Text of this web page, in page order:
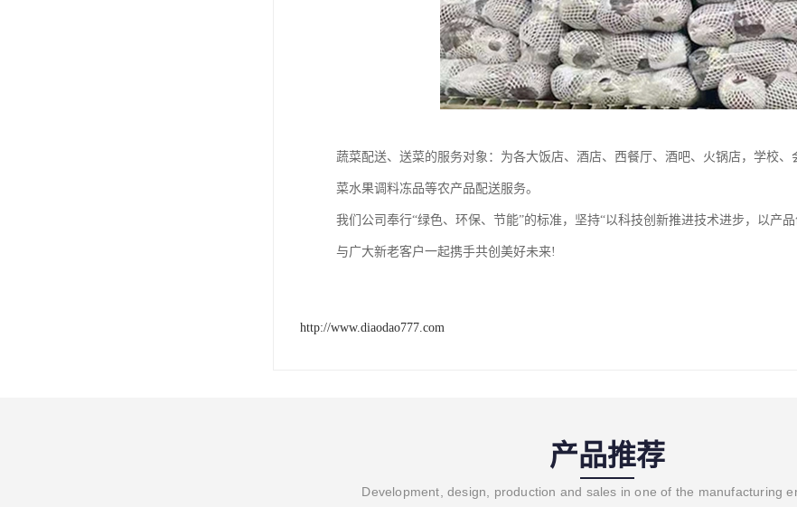
蔬菜配送、送菜的服务对象：为各大饭店、酒店、西餐厅、酒吧、火锅店，学校
菜水果调料冻品等农产品配送服务。
我们公司奉行“绿色、环保、节能”的标准，坚持“以科技创新推进技术进步，以产
与广大新老客户一起携手共创美好未来!
http://www.diaodao777.com
产品推荐
Development, design, production and sales in one of the manufacturing